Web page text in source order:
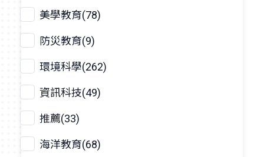
美學教育(78)
防災教育(9)
環境科學(262)
資訊科技(49)
推薦(33)
海洋教育(68)